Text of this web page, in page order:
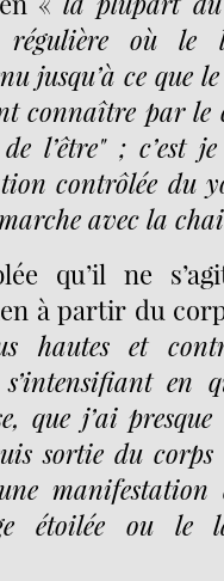
régulière où le
jusqu’à ce que
connaître par le
l’être" ; c’est
contrôlée du
avec la
qu’il ne
à partir du
hautes et
en
que j’ai
sortie du
étoilée ou le